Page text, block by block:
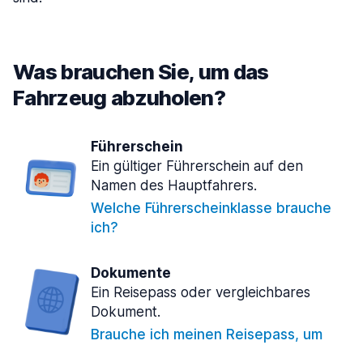
Was brauchen Sie, um das
Fahrzeug abzuholen?
Führerschein
Ein gültiger Führerschein auf den
Namen des Hauptfahrers.
Welche Führerscheinklasse brauche
ich?
Dokumente
Ein Reisepass oder vergleichbares
Dokument.
Brauche ich meinen Reisepass, um